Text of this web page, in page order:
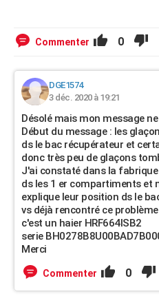
Commenter 0
DGE1574
3 déc. 2020 à 19:21
Désolé mais mon message
Début du message : les
ds le bac récupérateur et
donc très peu de glaçons
J'ai constaté dans la
ds les 1 er compartiments et
explique leur position ds le
vs déjà rencontré ce problème
c'est un haier HRF664ISB2
serie
Merci
Commenter 0